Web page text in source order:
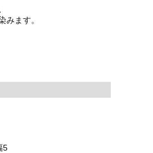
みます。
5